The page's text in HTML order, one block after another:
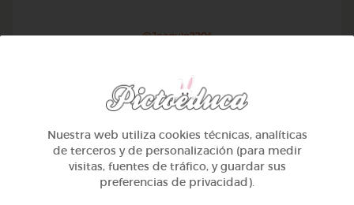
@Joaquin2204
Nuestra web utiliza cookies técnicas, analíticas
de terceros y de personalización (para medir
visitas, fuentes de tráfico, y guardar sus
preferencias de privacidad).